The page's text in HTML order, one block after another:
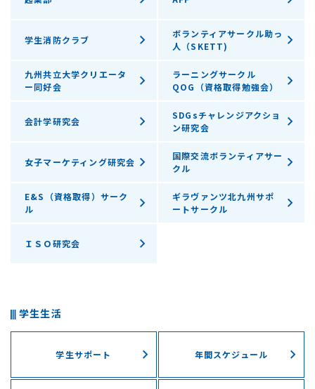
学生消防クラブ
ボランティアサークル助っ
人（SKETT)
九州共立大学クリエータ
ー同好会
ラーニングサークル
QOG（資格取得勉強会）
会計学研究会
SDGsチャレンジアクショ
ン研究会
女子マーケティング研究会
国際交流ボランティアサー
クル
E&S（資格取得）サーク
ル
ギラヴァンツ北九州サポ
ートサークル
ＩＳＯ研究会
学生生活
学生サポート 年間スケジュール